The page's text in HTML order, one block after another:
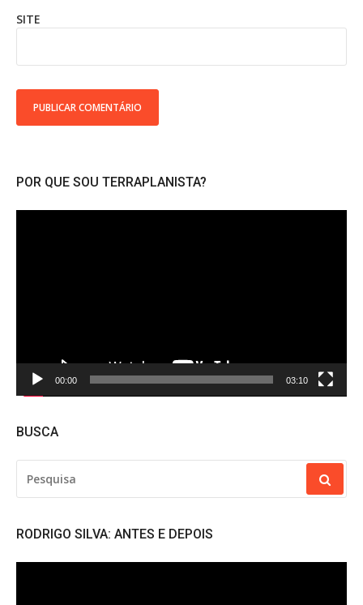
SITE
POR QUE SOU TERRAPLANISTA?
00:00 03:10
BUSCA
POR:
RODRIGO SILVA: ANTES E DEPOIS